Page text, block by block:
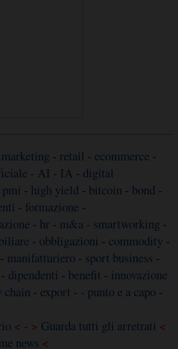
marketing - retail - ecommerce -
- AI - IA - digital
pmi - high yield - bitcoin - bond -
- formazione -
- hr - m&a - smartworking -
- obbligazioni - commodity -
- manifatturiero - sport business -
- dipendenti - benefit - innovazione
chain - export - - punto e a capo -
< - > Guarda tutti gli arretrati <
news <